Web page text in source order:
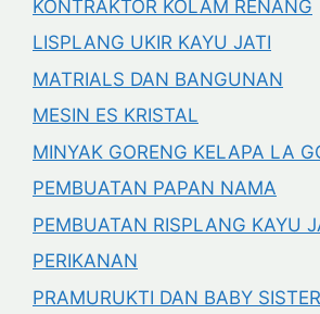
KONTRAKTOR KOLAM RENANG
LISPLANG UKIR KAYU JATI
MATRIALS DAN BANGUNAN
MESIN ES KRISTAL
MINYAK GORENG KELAPA LA
PEMBUATAN PAPAN NAMA
PEMBUATAN RISPLANG KAYU
PERIKANAN
PRAMURUKTI DAN BABY SISTER